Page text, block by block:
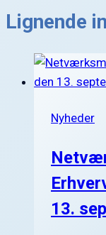
Lignende
Nyheder
13.